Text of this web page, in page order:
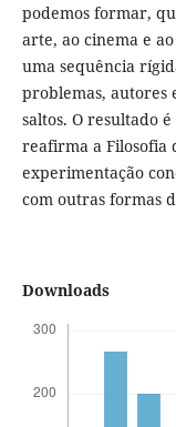
podemos formar,
arte, ao cinema e
uma sequência
problemas, autores
saltos. O resultado
reafirma a Filosofia
experimentação
com outras formas
Downloads